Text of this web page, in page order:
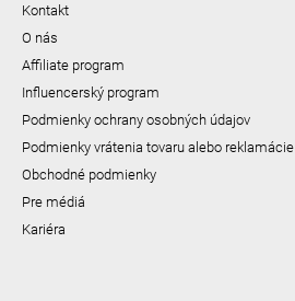
Kontakt
O nás
Affiliate program
Influencerský program
Podmienky ochrany osobných údajov
Podmienky vrátenia tovaru alebo reklamácie
Obchodné podmienky
Pre médiá
Kariéra